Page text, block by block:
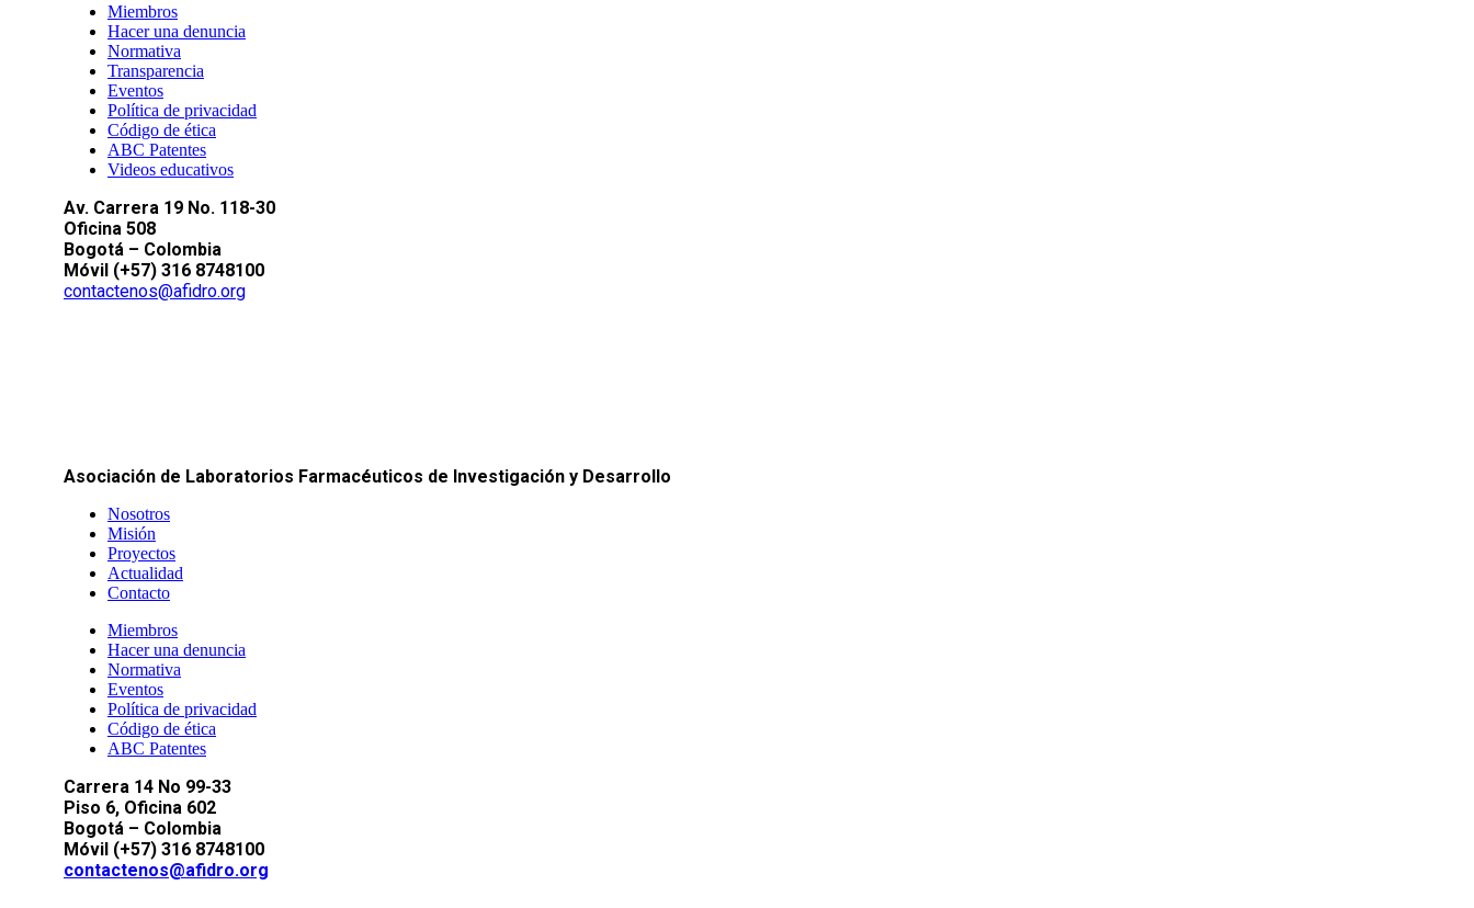
Miembros
Hacer una denuncia
Normativa
Transparencia
Eventos
Política de privacidad
Código de ética
ABC Patentes
Videos educativos
Av. Carrera 19 No. 118-30
Oficina 508
Bogotá – Colombia
Móvil (+57) 316 8748100
contactenos@afidro.org
Asociación de Laboratorios Farmacéuticos de Investigación y Desarrollo
Nosotros
Misión
Proyectos
Actualidad
Contacto
Miembros
Hacer una denuncia
Normativa
Eventos
Política de privacidad
Código de ética
ABC Patentes
Carrera 14 No 99-33
Piso 6, Oficina 602
Bogotá – Colombia
Móvil (+57) 316 8748100
contactenos@afidro.org